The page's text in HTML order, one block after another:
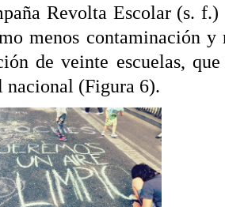
Revolta Escolar (s.
menos contaminación
de veinte escuelas,
nacional (Figura 6).